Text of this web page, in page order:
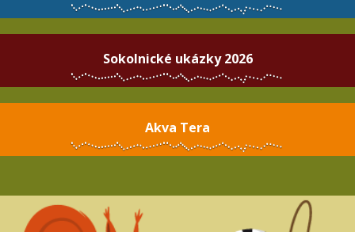
Sokolnické ukázky 2026
Akva Tera